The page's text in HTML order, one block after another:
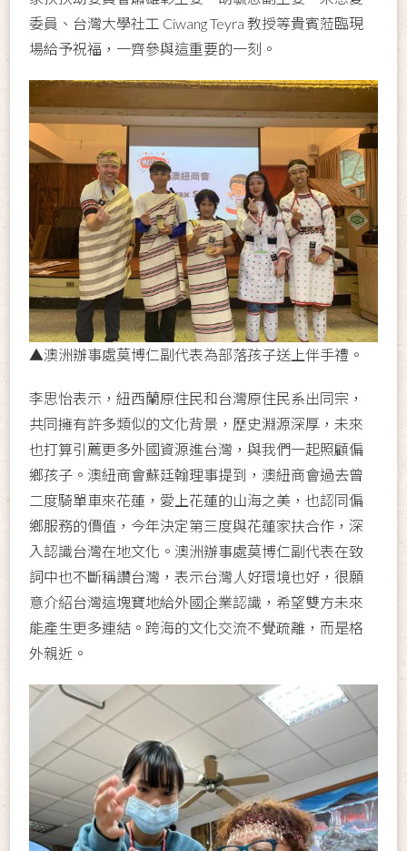
委員、台灣大學社工 Ciwang Teyra 教授等貴賓蒞臨現
場給予祝福，一齊參與這重要的一刻。
▲澳洲辦事處莫博仁副代表為部落孩子送上伴手禮。
李思怡表示，紐西蘭原住民和台灣原住民系出同宗，
共同擁有許多類似的文化背景，歷史淵源深厚，未來
也打算引薦更多外國資源進台灣，與我們一起照顧偏
鄉孩子。澳紐商會蘇廷翰理事提到，澳紐商會過去曾
二度騎單車來花蓮，愛上花蓮的山海之美，也認同偏
鄉服務的價值，今年決定第三度與花蓮家扶合作，深
入認識台灣在地文化。澳洲辦事處莫博仁副代表在致
詞中也不斷稱讚台灣，表示台灣人好環境也好，很願
意介紹台灣這塊寶地給外國企業認識，希望雙方未來
能產生更多連結。跨海的文化交流不覺疏離，而是格
外親近。